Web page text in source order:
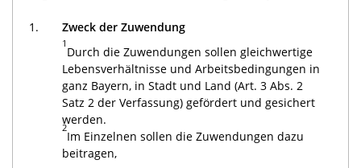
1. Zweck der Zuwendung
1
Durch die Zuwendungen sollen gleichwertige
Lebensverhältnisse und Arbeitsbedingungen in
ganz Bayern, in Stadt und Land (Art. 3 Abs. 2
Satz 2 der Verfassung) gefördert und gesichert
werden.
2
Im Einzelnen sollen die Zuwendungen dazu
beitragen,